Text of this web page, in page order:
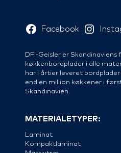
Facebook
DFI-Geisler er
køkkenbordplader i alle
har i årtier leveret
end en million køkkener i
Skandinavien.
MATERIALETYPER:
Laminat
Kompaktlaminat